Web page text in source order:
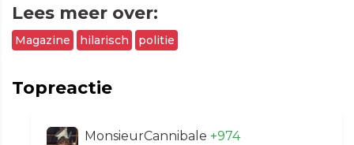
Lees meer over:
Magazine hilarisch politie
Topreactie
MonsieurCannibale +974